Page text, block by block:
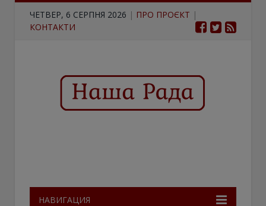
ЧЕТВЕР, 6 СЕРПНЯ 2026 | ПРО ПРОЄКТ |
КОНТАКТИ
НАВИГАЦИЯ